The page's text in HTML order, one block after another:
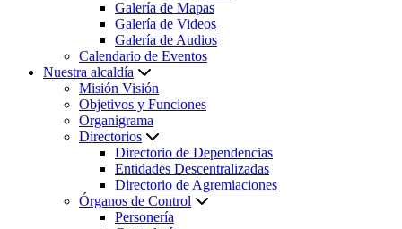
Galería de Mapas
Galería de Videos
Galería de Audios
Calendario de Eventos
Nuestra alcaldía
Misión Visión
Objetivos y Funciones
Organigrama
Directorios
Directorio de Dependencias
Entidades Descentralizadas
Directorio de Agremiaciones
Órganos de Control
Personería